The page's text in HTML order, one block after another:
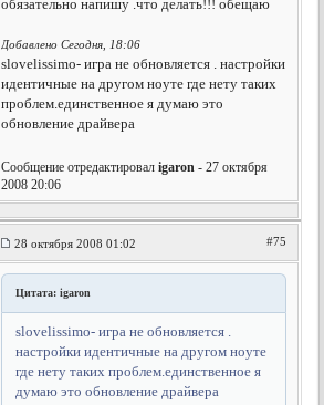
обязательно напишу .что делать!!! обещаю
Добавлено Сегодня, 18:06
slovelissimo- игра не обновляется . настройки
идентичные на другом ноуте где нету таких
проблем.единственное я думаю это
обновление драйвера
Сообщение отредактировалigaron - 27 октября
2008 20:06
28 октября 2008 01:02 #75
Цитата: igaron
slovelissimo- игра не обновляется .
настройки идентичные на другом ноуте
где нету таких проблем.единственное я
думаю это обновление драйвера